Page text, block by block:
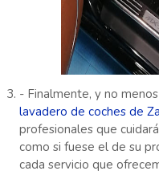
- Finalmente, y no
lavadero de coches de
profesionales que
como si fuese el de su
cada servicio que